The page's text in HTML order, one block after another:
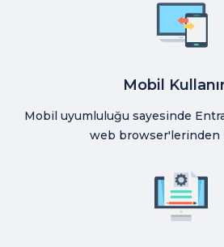
Mobil
Mobil uyumluluğu sayesinde
web browser'lerinden